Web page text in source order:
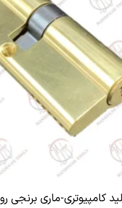
کامپیوتری-ماری برنجی